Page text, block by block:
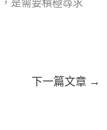
下一篇文章 →